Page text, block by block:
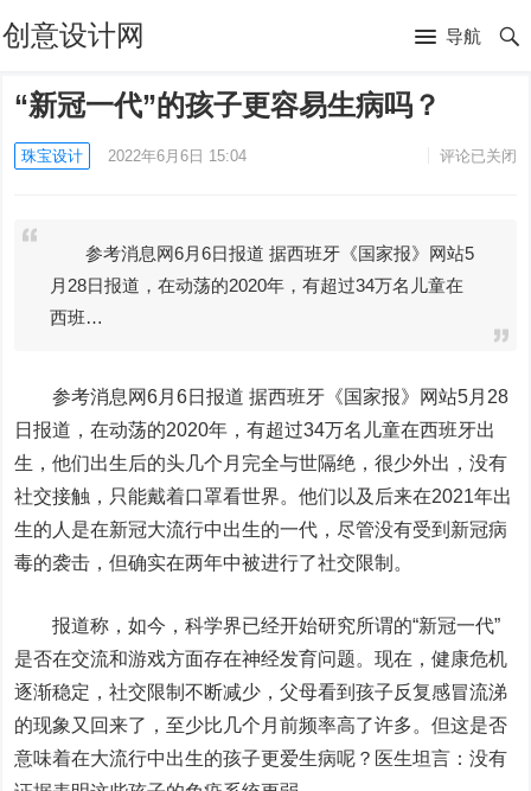
创意设计网 导航
“新冠一代”的孩子更容易生病吗？
珠宝设计 2022年6月6日 15:04 评论已关闭
参考消息网6月6日报道 据西班牙《国家报》网站5
月28日报道，在动荡的2020年，有超过34万名儿童在
西班…
参考消息网6月6日报道 据西班牙《国家报》网站5月28
日报道，在动荡的2020年，有超过34万名儿童在西班牙出
生，他们出生后的头几个月完全与世隔绝，很少外出，没有
社交接触，只能戴着口罩看世界。他们以及后来在2021年出
生的人是在新冠大流行中出生的一代，尽管没有受到新冠病
毒的袭击，但确实在两年中被进行了社交限制。
报道称，如今，科学界已经开始研究所谓的“新冠一代”
是否在交流和游戏方面存在神经发育问题。现在，健康危机
逐渐稳定，社交限制不断减少，父母看到孩子反复感冒流涕
的现象又回来了，至少比几个月前频率高了许多。但这是否
意味着在大流行中出生的孩子更爱生病呢？医生坦言：没有